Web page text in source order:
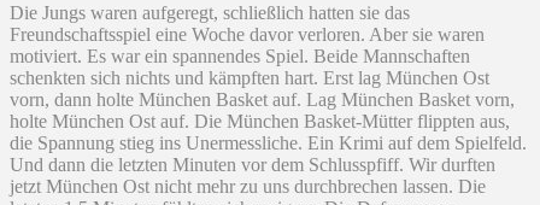
Die Jungs waren aufgeregt, schließlich hatten sie das
Freundschaftsspiel eine Woche davor verloren. Aber sie waren
motiviert. Es war ein spannendes Spiel. Beide Mannschaften
schenkten sich nichts und kämpften hart. Erst lag München Ost
vorn, dann holte München Basket auf. Lag München Basket vorn,
holte München Ost auf. Die München Basket-Mütter flippten aus,
die Spannung stieg ins Unermessliche. Ein Krimi auf dem Spielfeld.
Und dann die letzten Minuten vor dem Schlusspfiff. Wir durften
jetzt München Ost nicht mehr zu uns durchbrechen lassen. Die